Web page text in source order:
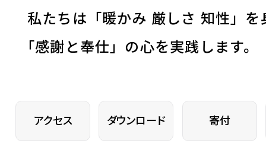
私たちは「暖かみ 厳しさ 知性」を
「感謝と奉仕」の心を実践します。
アクセス ダウンロード 寄付